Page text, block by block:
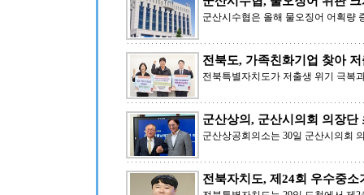
군산시수협은 올해 물오징어 어획량
전북도, 가족친화기업 찾아
전북특별자치도가 저출생 위기 극복
군산상의, 군산시의회 의장단
군산상공회의소는 30일 군산시의회
전북자치도, 제24회 우수중소